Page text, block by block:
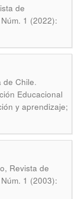
de
1 (2022):
de Chile.
Educacional
y aprendizaje;
Revista de
1 (2003):